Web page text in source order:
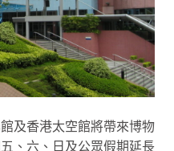
及香港太空館將帶來博物
、六、日及公眾假期延長